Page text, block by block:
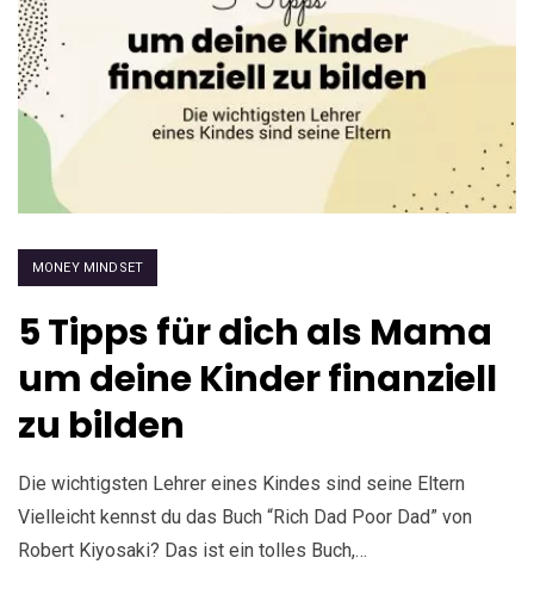
MONEY MINDSET
5 Tipps für dich als Mama
um deine Kinder finanziell
zu bilden
Die wichtigsten Lehrer eines Kindes sind seine Eltern
Vielleicht kennst du das Buch “Rich Dad Poor Dad” von
Robert Kiyosaki? Das ist ein tolles Buch,…